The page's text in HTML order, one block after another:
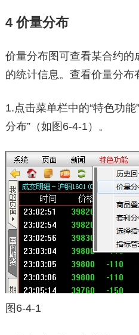
4 价量分布
价量分布图可查看某合约的
的统计信息。查看价量分布
1.点击菜单栏中的“特色功
分布”（如图6-4-1）。
图6-4-1